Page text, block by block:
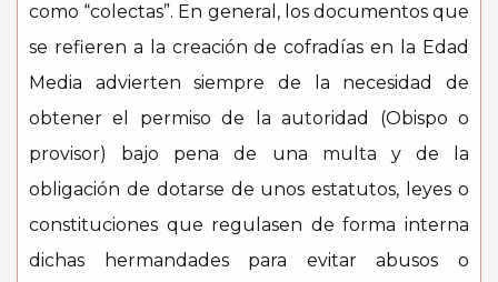
como “colectas”. En general, los documentos que
se refieren a la creación de cofradías en la Edad
Media advierten siempre de la necesidad de
obtener el permiso de la autoridad (Obispo o
provisor) bajo pena de una multa y de la
obligación de dotarse de unos estatutos, leyes o
constituciones que regulasen de forma interna
dichas hermandades para evitar abusos o